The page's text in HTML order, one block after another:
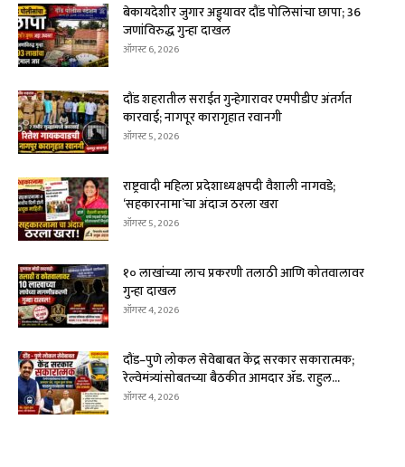
बेकायदेशीर जुगार अड्ड्यावर दौंड पोलिसांचा छापा; 36
जणांविरुद्ध गुन्हा दाखल
ऑगस्ट 6, 2026
दौंड शहरातील सराईत गुन्हेगारावर एमपीडीए अंतर्गत
कारवाई; नागपूर कारागृहात रवानगी
ऑगस्ट 5, 2026
राष्ट्रवादी महिला प्रदेशाध्यक्षपदी वैशाली नागवडे;
‘सहकारनामा’चा अंदाज ठरला खरा
ऑगस्ट 5, 2026
१० लाखांच्या लाच प्रकरणी तलाठी आणि कोतवालावर
गुन्हा दाखल
ऑगस्ट 4, 2026
दौंड–पुणे लोकल सेवेबाबत केंद्र सरकार सकारात्मक;
रेल्वेमंत्र्यांसोबतच्या बैठकीत आमदार ॲड. राहुल...
ऑगस्ट 4, 2026